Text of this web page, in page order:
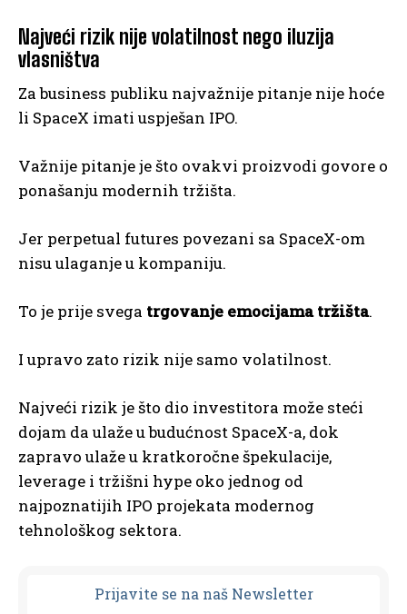
Najveći rizik nije volatilnost nego iluzija
vlasništva
Za business publiku najvažnije pitanje nije hoće
li SpaceX imati uspješan IPO.
Važnije pitanje je što ovakvi proizvodi govore o
ponašanju modernih tržišta.
Jer perpetual futures povezani sa SpaceX-om
nisu ulaganje u kompaniju.
To je prije svega trgovanje emocijama tržišta.
I upravo zato rizik nije samo volatilnost.
Najveći rizik je što dio investitora može steći
dojam da ulaže u budućnost SpaceX-a, dok
zapravo ulaže u kratkoročne špekulacije,
leverage i tržišni hype oko jednog od
najpoznatijih IPO projekata modernog
tehnološkog sektora.
Prijavite se na naš Newsletter